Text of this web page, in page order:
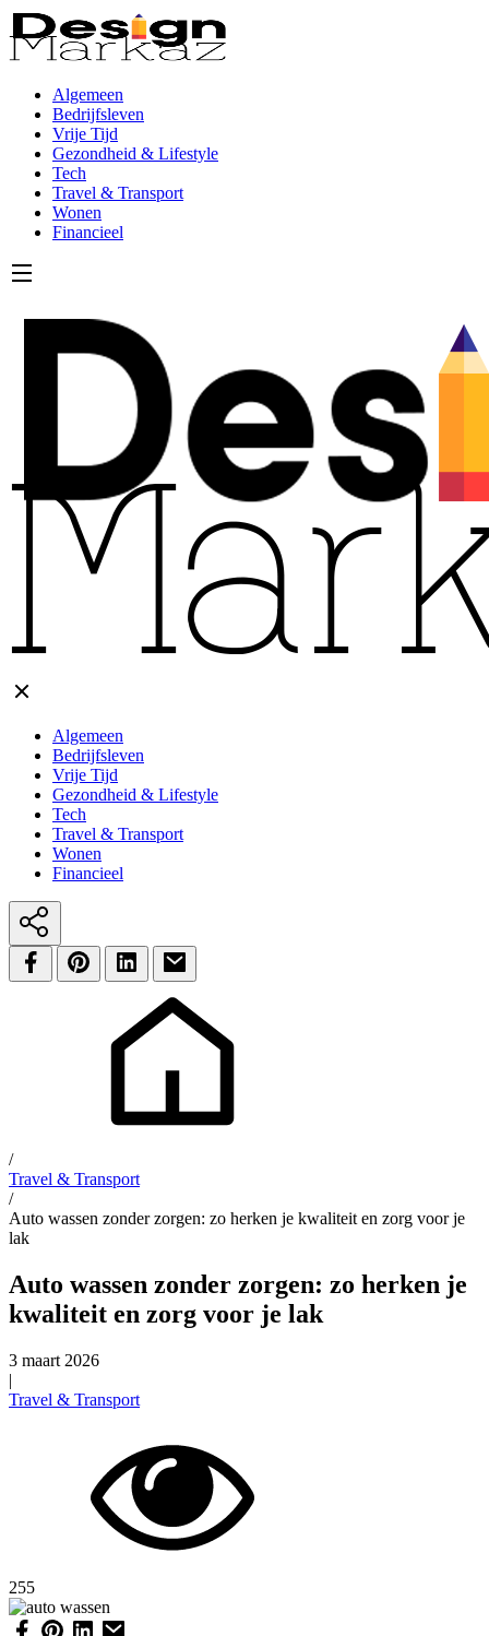
Algemeen
Bedrijfsleven
Vrije Tijd
Gezondheid & Lifestyle
Tech
Travel & Transport
Wonen
Financieel
Algemeen
Bedrijfsleven
Vrije Tijd
Gezondheid & Lifestyle
Tech
Travel & Transport
Wonen
Financieel
/
Travel & Transport
/
Auto wassen zonder zorgen: zo herken je kwaliteit en zorg voor je
lak
Auto wassen zonder zorgen: zo herken je
kwaliteit en zorg voor je lak
3 maart 2026
|
Travel & Transport
255